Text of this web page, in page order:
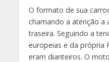
O formato de sua
chamando a atenção a
traseira. Seguindo a
europeias e da própria
eram dianteiros. O